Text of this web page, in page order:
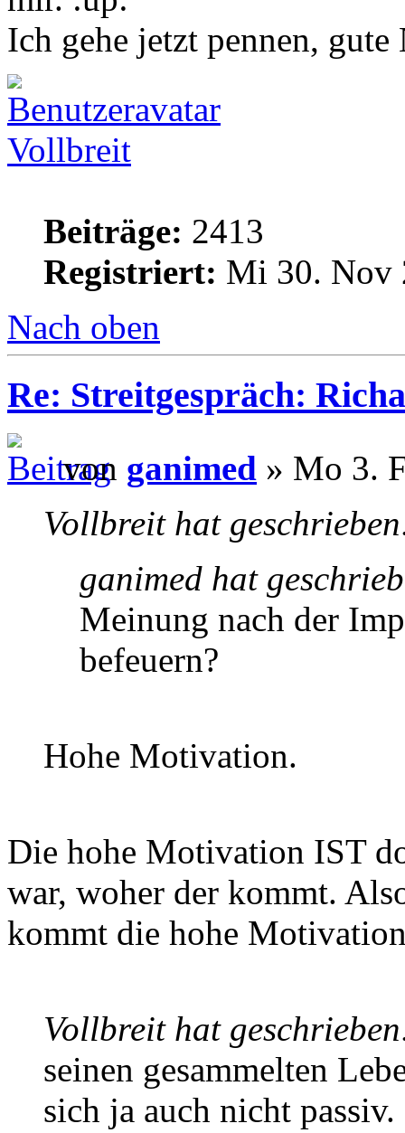
Ich gehe jetzt pennen, gute
Vollbreit
Beiträge: 2413
Registriert: Mi 30. Nov
Nach oben
Re: Streitgespräch:
von ganimed » Mo 3.
Vollbreit hat
ganimed hat
Meinung nach der
befeuern?
Hohe Motivation.
Die hohe Motivation IST
war, woher der kommt.
kommt die hohe
Vollbreit hat
seinen gesammelten
sich ja auch nicht passiv.